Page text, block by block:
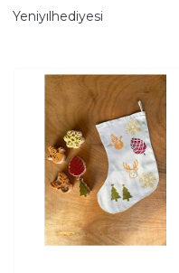
Yeniyılhediyesi